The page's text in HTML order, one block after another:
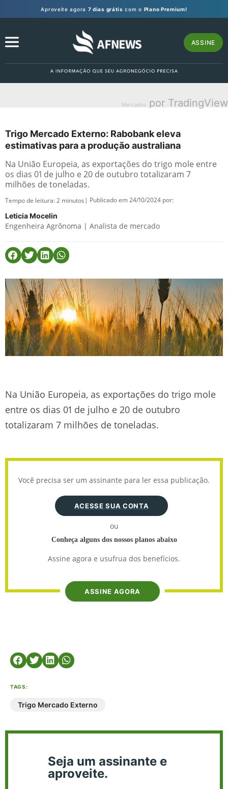
Aproveite agora 7 dias grátis com o Plano Premium!
ASSINE
Mercados por TradingView
Trigo Mercado Externo: Rabobank eleva
estimativas para a produção australiana
Na União Europeia, as exportações do trigo mole entre
os dias 01 de julho e 20 de outubro totalizaram 7
milhões de toneladas.
Tempo de leitura:2 minutos | Publicado em 24/10/2024 por:
Leticia Mocelin
Engenheira Agrônoma | Analista de mercado
Na União Europeia, as exportações do trigo mole
entre os dias 01 de julho e 20 de outubro
totalizaram 7 milhões de toneladas.
Você precisa ser um assinante para ler essa publicação.
ACESSE SUA CONTA
ou
Conheça alguns dos nossos planos abaixo
Assine agora e usufrua dos benefícios.
ASSINE AGORA
TAGS:
Trigo Mercado Externo
Seja um assinante e
aproveite.